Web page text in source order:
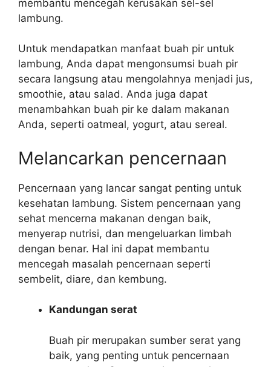
membantu mencegah kerusakan sel-sel
lambung.
Untuk mendapatkan manfaat buah pir untuk
lambung, Anda dapat mengonsumsi buah pir
secara langsung atau mengolahnya menjadi jus,
smoothie, atau salad. Anda juga dapat
menambahkan buah pir ke dalam makanan
Anda, seperti oatmeal, yogurt, atau sereal.
Melancarkan pencernaan
Pencernaan yang lancar sangat penting untuk
kesehatan lambung. Sistem pencernaan yang
sehat mencerna makanan dengan baik,
menyerap nutrisi, dan mengeluarkan limbah
dengan benar. Hal ini dapat membantu
mencegah masalah pencernaan seperti
sembelit, diare, dan kembung.
Kandungan serat
Buah pir merupakan sumber serat yang
baik, yang penting untuk pencernaan